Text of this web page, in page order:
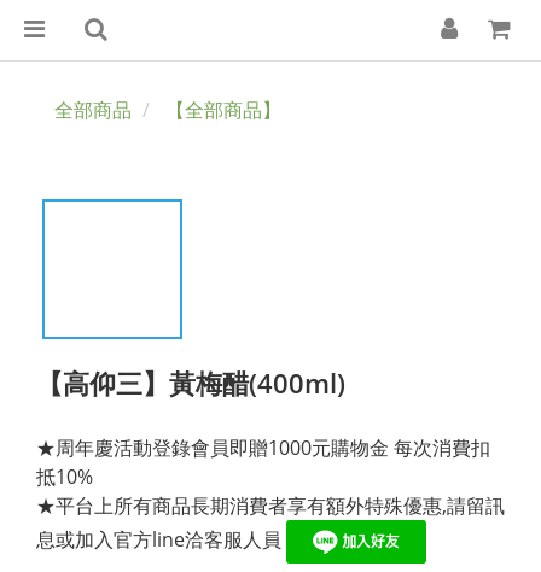
全部商品 【全部商品】
【高仰三】黃梅醋(400ml)
★周年慶活動登錄會員即贈1000元購物金 每次消費扣
抵10%
★平台上所有商品長期消費者享有額外特殊優惠,請留訊
息或加入官方line洽客服人員